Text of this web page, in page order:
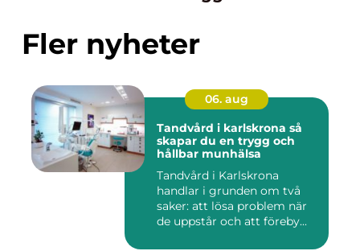
Fler nyheter
06. aug
Tandvård i karlskrona så
skapar du en trygg och
hållbar munhälsa
Tandvård i Karlskrona
handlar i grunden om två
saker: att lösa problem när
de uppstår och att föreby...